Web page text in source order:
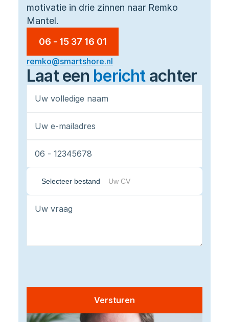
motivatie in drie zinnen naar Remko
Mantel.
06 - 15 37 16 01
remko@smartshore.nl
Laat een bericht achter
Selecteer bestand Uw CV
Versturen